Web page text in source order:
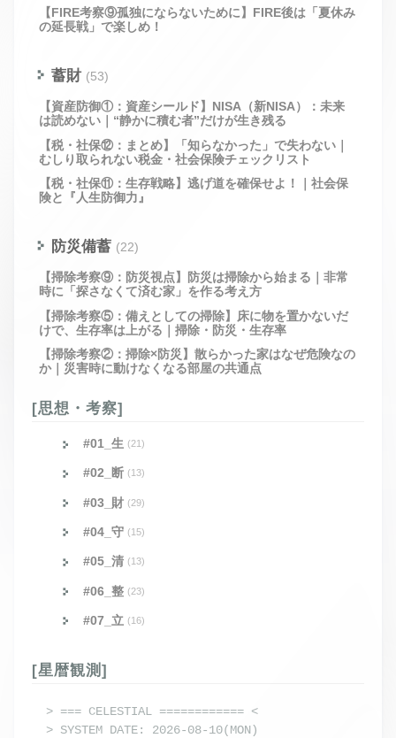
【FIRE考察⑨孤独にならないために】FIRE後は「夏休み
の延長戦」で楽しめ！
蓄財 (53)
【資産防御①：資産シールド】NISA（新NISA）：未来
は読めない｜“静かに積む者”だけが生き残る
【税・社保⑫：まとめ】「知らなかった」で失わない｜
むしり取られない税金・社会保険チェックリスト
【税・社保⑪：生存戦略】逃げ道を確保せよ！｜社会保
険と『人生防御力』
防災備蓄 (22)
【掃除考察⑨：防災視点】防災は掃除から始まる｜非常
時に「探さなくて済む家」を作る考え方
【掃除考察⑤：備えとしての掃除】床に物を置かないだ
けで、生存率は上がる｜掃除・防災・生存率
【掃除考察②：掃除×防災】散らかった家はなぜ危険なの
か｜災害時に動けなくなる部屋の共通点
[思想・考察]
#01_生 (21)
#02_断 (13)
#03_財 (29)
#04_守 (15)
#05_清 (13)
#06_整 (23)
#07_立 (16)
[星暦観測]
> === CELESTIAL ============ <
> SYSTEM DATE: 2026-08-10(MON)